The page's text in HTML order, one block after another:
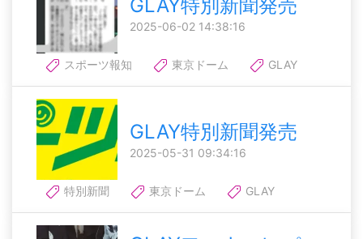
GLAY特別新聞発売
2025-06-02 14:38:16
スポーツ報知 東京ドーム GLAY
GLAY特別新聞発売
2025-05-31 09:34:16
特別新聞 東京ドーム GLAY